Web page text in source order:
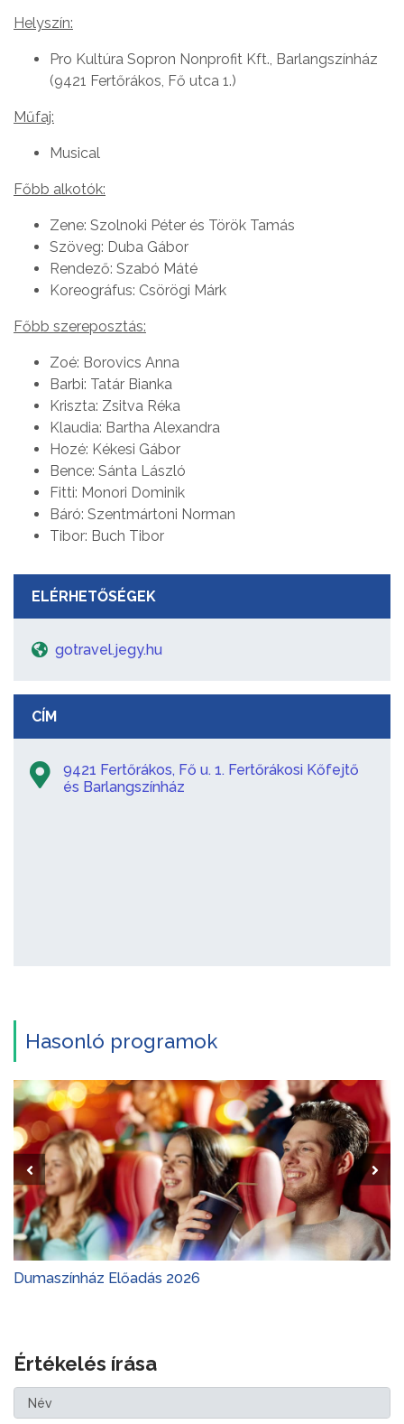
Helyszín:
Pro Kultúra Sopron Nonprofit Kft., Barlangszínház
(9421 Fertőrákos, Fő utca 1.)
Műfaj:
Musical
Főbb alkotók:
Zene: Szolnoki Péter és Török Tamás
Szöveg: Duba Gábor
Rendező: Szabó Máté
Koreográfus: Csörögi Márk
Főbb szereposztás:
Zoé: Borovics Anna
Barbi: Tatár Bianka
Kriszta: Zsitva Réka
Klaudia: Bartha Alexandra
Hozé: Kékesi Gábor
Bence: Sánta László
Fitti: Monori Dominik
Báró: Szentmártoni Norman
Tibor: Buch Tibor
ELÉRHETŐSÉGEK
gotravel.jegy.hu
CÍM
9421 Fertőrákos, Fő u. 1. Fertőrákosi Kőfejtő
és Barlangszínház
Hasonló programok
Dumaszínház Előadás 2026
Értékelés írása